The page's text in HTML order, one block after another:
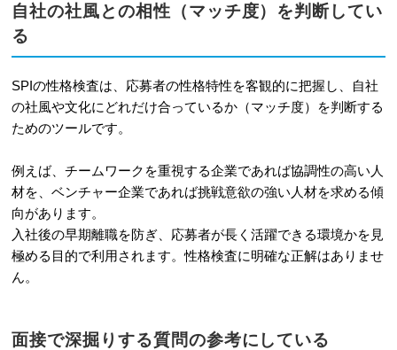
自社の社風との相性（マッチ度）を判断してい
る
SPIの性格検査は、応募者の性格特性を客観的に把握し、自社
の社風や文化にどれだけ合っているか（マッチ度）を判断する
ためのツールです。
例えば、チームワークを重視する企業であれば協調性の高い人
材を、ベンチャー企業であれば挑戦意欲の強い人材を求める傾
向があります。
入社後の早期離職を防ぎ、応募者が長く活躍できる環境かを見
極める目的で利用されます。性格検査に明確な正解はありませ
ん。
面接で深掘りする質問の参考にしている